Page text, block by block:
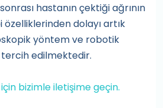
hastanın çektiği ağrının
özelliklerinden dolayı artık
yöntem ve robotik
edilmektedir.
bizimle iletişime geçin.